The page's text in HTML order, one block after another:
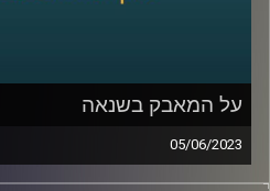
על המאבק בשנאה
05/06/2023
בשנים האחרונות, בעקבות